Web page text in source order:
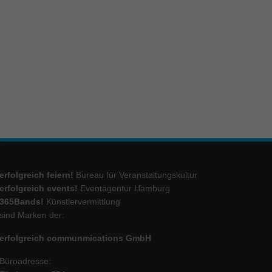
erfolgreich feiern! Bureau für Veranstaltungskultur
erfolgreich events! Eventagentur Hamburg
365Bands! Künstlervermittlung
sind Marken der:
erfolgreich communmications GmbH
Büroadresse: